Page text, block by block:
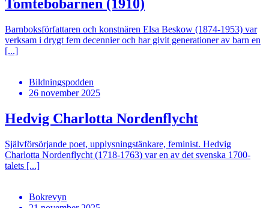
Tomtebobarnen (1910)
Barnboksförfattaren och konstnären Elsa Beskow (1874-1953) var
verksam i drygt fem decennier och har givit generationer av barn en
[...]
Bildningspodden
26 november 2025
Hedvig Charlotta Nordenflycht
Självförsörjande poet, upplysningstänkare, feminist. Hedvig
Charlotta Nordenflycht (1718-1763) var en av det svenska 1700-
talets [...]
Bokrevyn